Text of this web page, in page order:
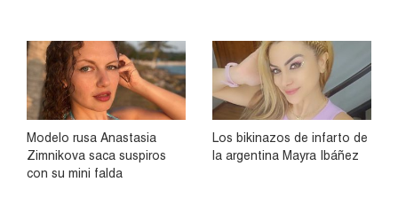
Modelo rusa Anastasia
Zimnikova saca suspiros
con su mini falda
Los bikinazos de infarto de
la argentina Mayra Ibáñez